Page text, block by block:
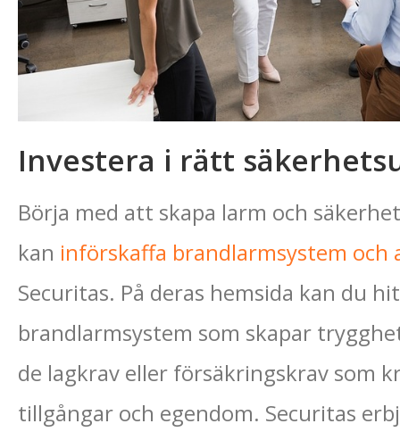
Investera i rätt
Börja med att skapa larm och
kan införskaffa brandlarmsystem och
Securitas. På deras hemsida kan du
brandlarmsystem som skapar
de lagkrav eller försäkringskrav som
tillgångar och egendom. Securitas